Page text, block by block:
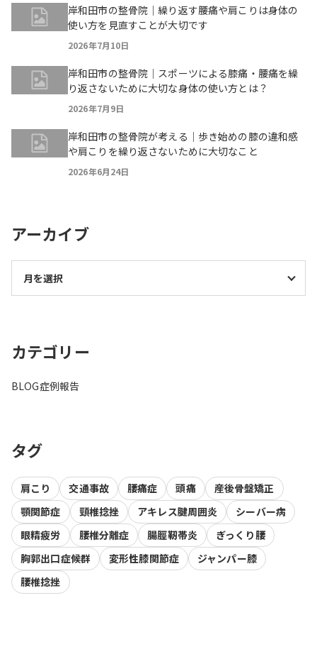
岸和田市の整骨院｜繰り返す腰痛や肩こりは身体の
使い方を見直すことが大切です
2026年7月10日
岸和田市の整骨院｜スポーツによる膝痛・腰痛を繰
り返さないために大切な身体の使い方とは？
2026年7月9日
岸和田市の整骨院が考える｜歩き始めの膝の違和感
や肩こりを繰り返さないために大切なこと
2026年6月24日
アーカイブ
カテゴリー
BLOG症例報告
タグ
肩こり 交通事故 腰痛症 頭痛
産後骨盤矯正
顎関節症
頸椎捻挫 アキレス腱周囲炎
シーバー病
眼精疲労
腰椎分離症 腸脛靭帯炎
ぎっくり腰
胸郭出口症候群
変形性膝関節症
ジャンパー膝
腰椎捻挫